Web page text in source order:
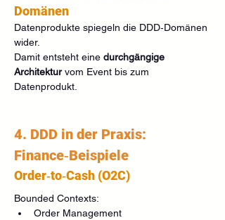
Domänen
Datenprodukte spiegeln die DDD‑Domänen
wider.
Damit entsteht eine durchgängige
Architektur vom Event bis zum
Datenprodukt.
4. DDD in der Praxis:
Finance‑Beispiele
Order‑to‑Cash (O2C)
Bounded Contexts:
Order Management